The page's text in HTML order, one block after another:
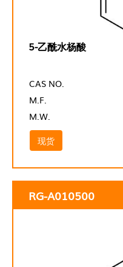
5-乙酰水杨酸
CAS NO.
M.F.
M.W.
现货
RG-A010500